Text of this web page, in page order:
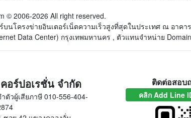
© 2006-2026 All right reserved.
บนโครงข่ายอินเตอร์เน็ตความเร็วสูงที่สุดในประเทศ ณ อาค
Data Center) กรุงเทพมหานคร , ตัวแทนจำหน่าย
อร์ปอเรชั่น จำกัด
ตัวผู้เสียภาษี 010-556-404-
ติดต่อสอบ
คลิก Add Line